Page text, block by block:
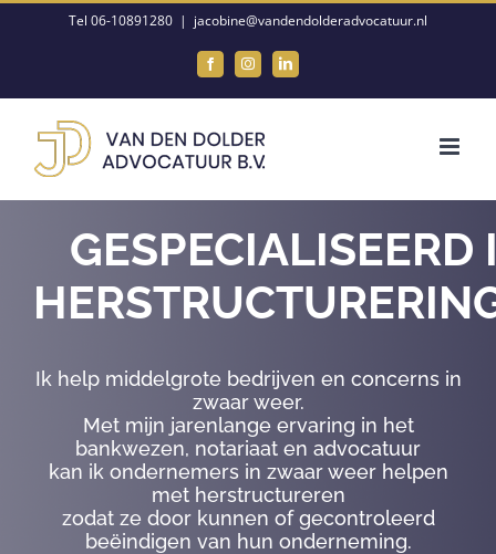
Tel 06-10891280 | jacobine@vandendolderadvocatuur.nl
FacebookInstagramLinkedIn
GESPECIALISEERD
Ik help middelgrote bedrijven en concerns in
zwaar weer.
Met mijn jarenlange ervaring in het
bankwezen, notariaat en advocatuur
kan ik ondernemers in zwaar weer helpen
met herstructureren
zodat ze door kunnen of gecontroleerd
beëindigen van hun onderneming.